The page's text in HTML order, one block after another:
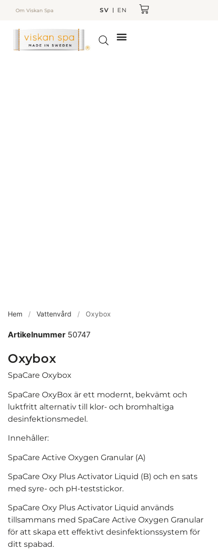
Om Viskan Spa SV EN
Hem / Vattenvård / Oxybox
Artikelnummer 50747
Oxybox
SpaCare Oxybox
SpaCare OxyBox är ett modernt, bekvämt och
luktfritt alternativ till klor- och bromhaltiga
desinfektionsmedel.
Innehåller:
SpaCare Active Oxygen Granular (A)
SpaCare Oxy Plus Activator Liquid (B) och en sats
med syre- och pH-teststickor.
SpaCare Oxy Plus Activator Liquid används
tillsammans med SpaCare Active Oxygen Granular
för att skapa ett effektivt desinfektionssystem för
ditt spabad.